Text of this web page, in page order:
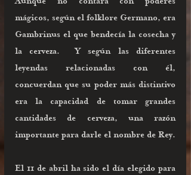
mágicos, según el folklore Germano, era
Gambrinus el que bendecía la cosecha y
la cerveza.  Y según las diferentes
leyendas relacionadas con él,
concuerdan que su poder más distintivo
era la capacidad de tomar grandes
cantidades de cerveza, una razón
El 11 de abril ha sido el día elegido para